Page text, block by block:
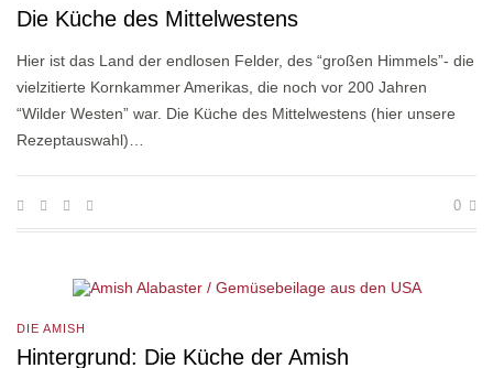
Die Küche des Mittelwestens
Hier ist das Land der endlosen Felder, des “großen Himmels”- die
vielzitierte Kornkammer Amerikas, die noch vor 200 Jahren
“Wilder Westen” war. Die Küche des Mittelwestens (hier unsere
Rezeptauswahl)…
0
DIE AMISH
Hintergrund: Die Küche der Amish